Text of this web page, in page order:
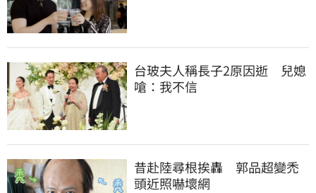
台玻夫人稱長子2原因逝　兒媳
嗆：我不信
昔赴陸尋根挨轟　郭品超變禿
頭近照嚇壞網